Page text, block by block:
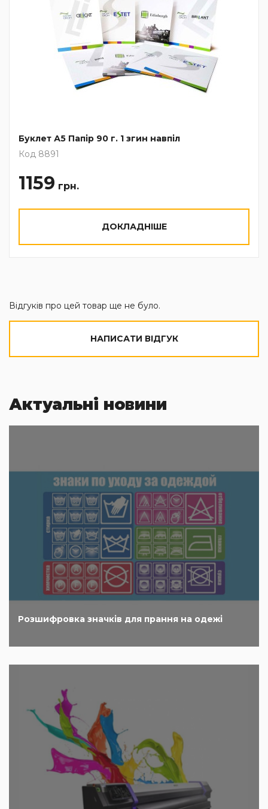
Буклет А5 Папір 90 г. 1 згин навпіл
Код 8891
1159 грн.
ДОКЛАДНІШЕ
Відгуків про цей товар ще не було.
НАПИСАТИ ВІДГУК
Актуальні новини
Розшифровка значків для прання на одежі